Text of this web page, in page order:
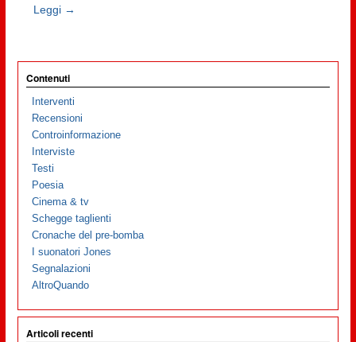
Leggi →
Contenuti
Interventi
Recensioni
Controinformazione
Interviste
Testi
Poesia
Cinema & tv
Schegge taglienti
Cronache del pre-bomba
I suonatori Jones
Segnalazioni
AltroQuando
Articoli recenti